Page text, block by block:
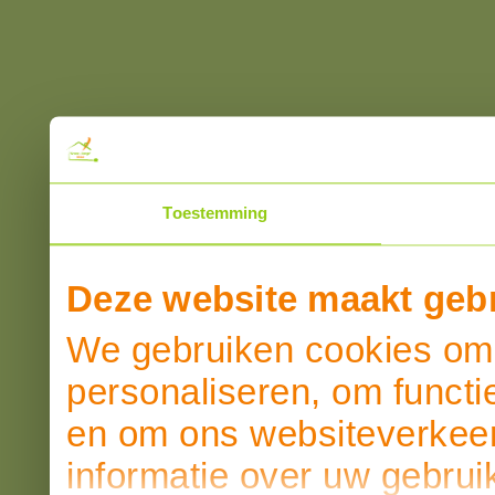
Toestemming
Deze website maakt
We gebruiken cookies
personaliseren, om
en om ons
informatie over uw